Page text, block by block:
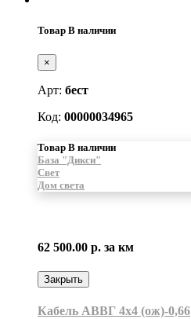
Товар В наличии
×
Арт: бест
Код: 00000034965
Товар В наличии
База "Дикси"
Свет
Дом света
62 500.00 р. за км
Закрыть
Кабель АВВГ 4х4 (ож)-0,66